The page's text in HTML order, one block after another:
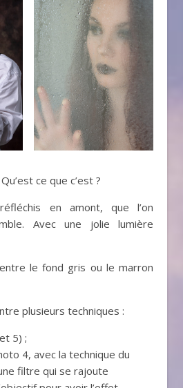
ce que c’est ?
en amont, que l’on
Avec une jolie lumière
le fond gris ou le marron
plusieurs techniques :
5) ;
4, avec la technique du
filtre qui se rajoute